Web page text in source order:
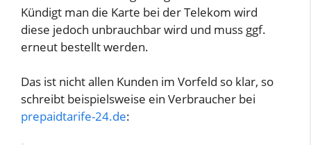
Kündigt man die Karte bei der Telekom wird
diese jedoch unbrauchbar wird und muss ggf.
erneut bestellt werden.
Das ist nicht allen Kunden im Vorfeld so klar, so
schreibt beispielsweise ein Verbraucher bei
prepaidtarife-24.de: